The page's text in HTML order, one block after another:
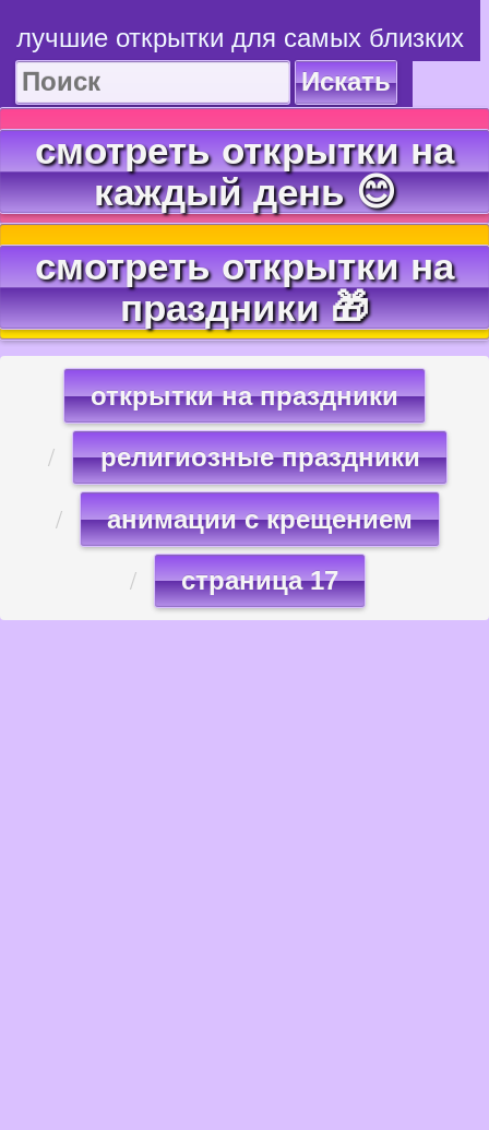
лучшие открытки для самых близких
Искать
смотреть открытки на
каждый день 😊
смотреть открытки на
праздники 🎁
открытки на праздники
религиозные праздники
анимации с крещением
страница 17